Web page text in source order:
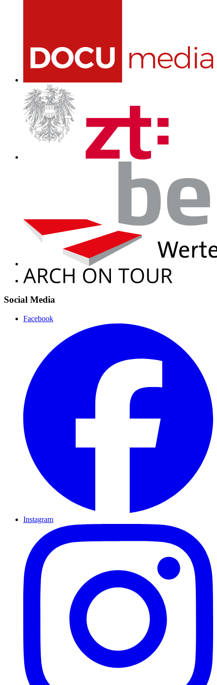
Social Media
Facebook
Instagram